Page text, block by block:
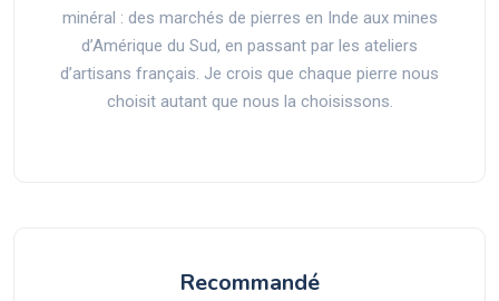
minéral : des marchés de pierres en Inde aux mines
d’Amérique du Sud, en passant par les ateliers
d’artisans français. Je crois que chaque pierre nous
choisit autant que nous la choisissons.
Recommandé